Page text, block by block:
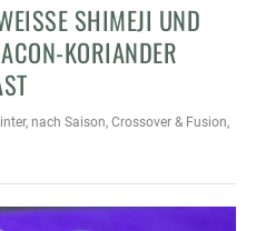
SHIMEJI UND S
KORIANDER V
, nach Saison,Crossover & Fusion,